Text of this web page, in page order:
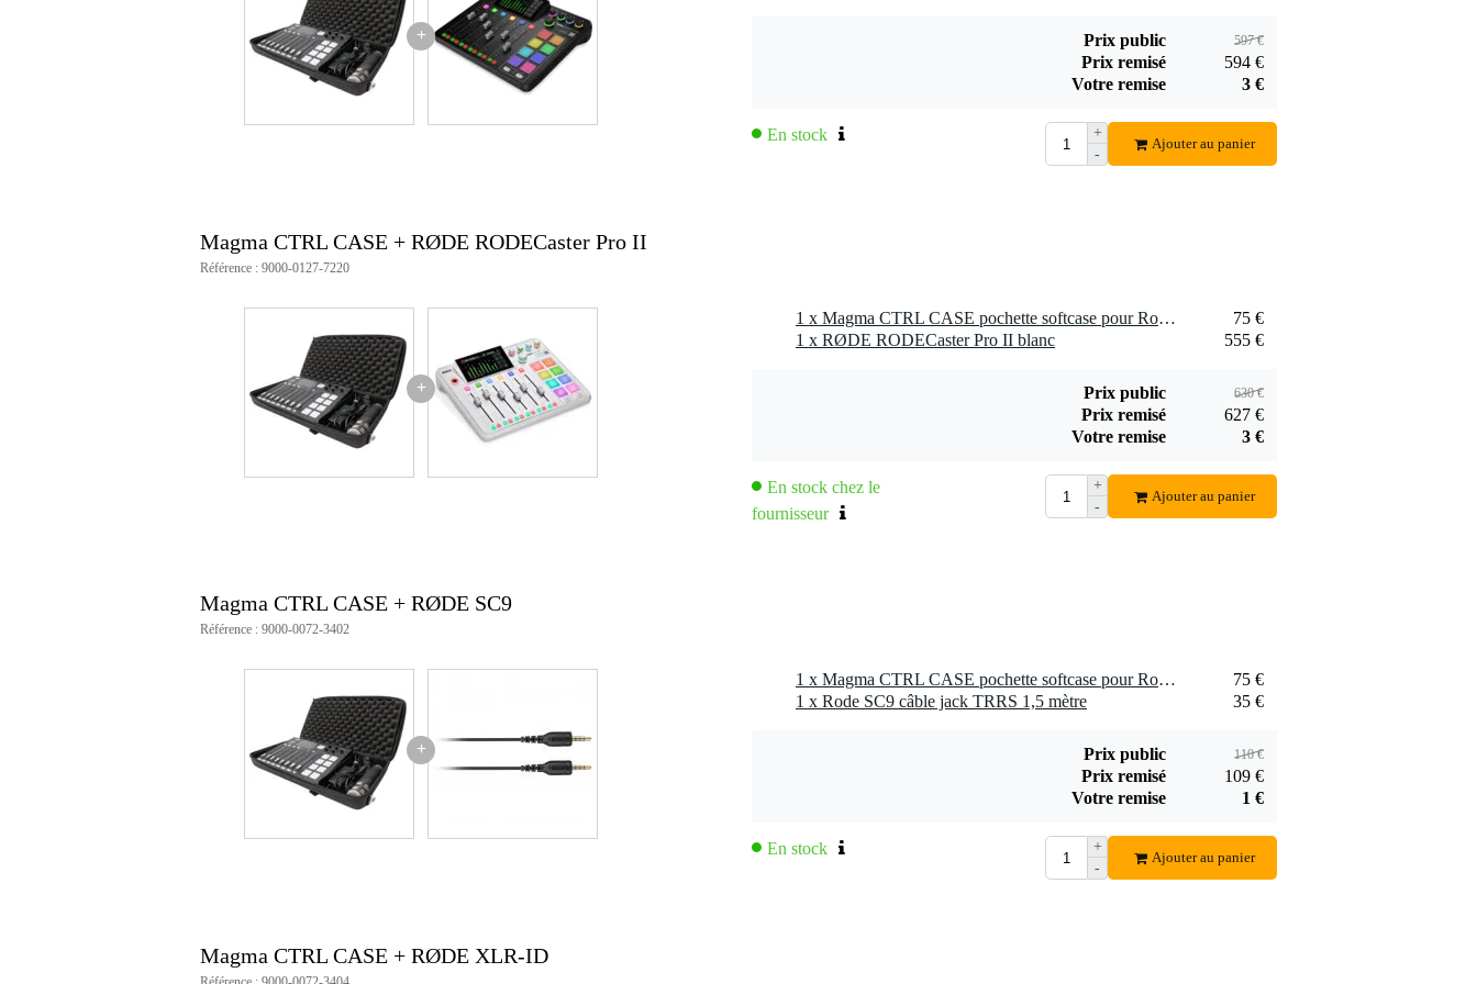
770 Pro 80 ohms
149 €
Ajouter
+ Prix public 597 €
Prix remisé
594 €
Votre remise
3 €
En stock
+
-
Ajouter au panier
Magma CTRL CASE + RØDE RODECaster Pro II
Référence : 9000-0127-7220
+
1 x Magma CTRL CASE pochette softcase pour Rodecaster Pro et RODEcaster Pro II
75 €
1 x RØDE RODECaster Pro II blanc
555 €
Prix public 630 €
Prix remisé
627 €
Votre remise
3 €
En stock chez le
fournisseur
+
-
Ajouter au panier
Magma CTRL CASE + RØDE SC9
Référence : 9000-0072-3402
+
1 x Magma CTRL CASE pochette softcase pour Rodecaster Pro et RODEcaster Pro II
75 €
1 x Rode SC9 câble jack TRRS 1,5 mètre
35 €
Prix public 110 €
Prix remisé
109 €
Votre remise
1 €
En stock
+
-
Ajouter au panier
Magma CTRL CASE + RØDE XLR-ID